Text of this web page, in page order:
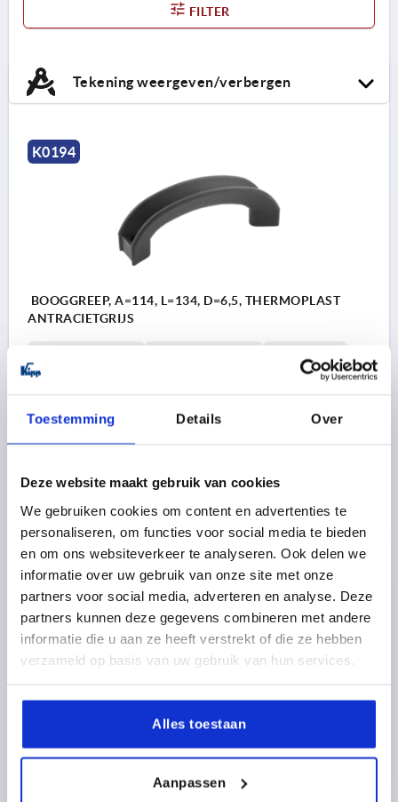
Toestemming Details Over
Deze website maakt gebruik van cookies
We gebruiken cookies om content en advertenties te
personaliseren, om functies voor social media te bieden
en om ons websiteverkeer te analyseren. Ook delen we
informatie over uw gebruik van onze site met onze
partners voor social media, adverteren en analyse. Deze
partners kunnen deze gegevens combineren met andere
informatie die u aan ze heeft verstrekt of die ze hebben
verzameld op basis van uw gebruik van hun services.
Alles toestaan
Aanpassen
FILTER
Tekening weergeven/verbergen
K0194
BOOGGREEP, A=114, L=134, D=6,5, THERMOPLAST
ANTRACIETGRIJS
DRAAGKRACHT N =1000
D1=10,5
H=48
Bestelnummer:K0194.11406
excl. BTW
plus verzendkosten
PRODUCTGEGEVENS
CAD
DOWNLOADS
Ontdek ons productassortiment